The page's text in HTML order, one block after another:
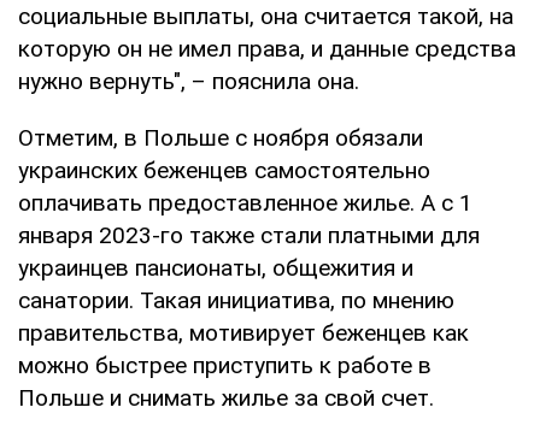
социальные выплаты, она считается такой, на
которую он не имел права, и данные средства
нужно вернуть", – пояснила она.
Отметим, в Польше с ноября обязали
украинских беженцев самостоятельно
оплачивать предоставленное жилье. А с 1
января 2023-го также стали платными для
украинцев пансионаты, общежития и
санатории. Такая инициатива, по мнению
правительства, мотивирует беженцев как
можно быстрее приступить к работе в
Польше и снимать жилье за ​​свой счет.